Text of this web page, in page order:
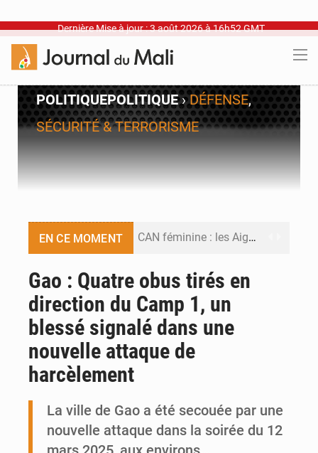
Dernière Mise à jour : 3 août 2026 à 16h52 GMT
POLITIQUEPOLITIQUE›DÉFENSE,
SÉCURITÉ & TERRORISME
EN CE MOMENT CAN féminine : les Aigles Dames se relancent
Gao : Quatre obus tirés en
direction du Camp 1, un
blessé signalé dans une
nouvelle attaque de
harcèlement
La ville de Gao a été secouée par une
nouvelle attaque dans la soirée du 12